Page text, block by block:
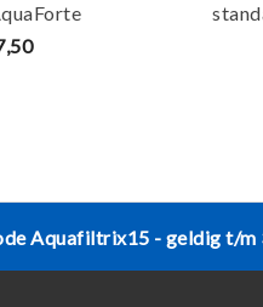
Aquafiltrix15 - geldig t/m